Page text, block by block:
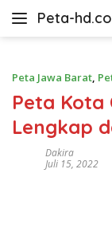
Peta-
Kumpulan
HD
Peta Jawa Barat,
Peta Kota
Lengkap
Dakira
Juli 15, 2022